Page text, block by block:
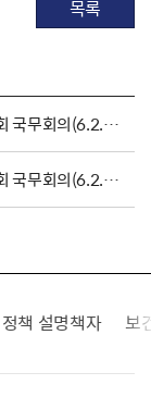
목록
제20회 차관회의(5.29.) 및 제24회 국무회의(6.2.) 상정 대통령령안
제20회 차관회의(5.29.) 및 제24회 국무회의(6.2.) 상정 대통령령안
책 설명책자 보